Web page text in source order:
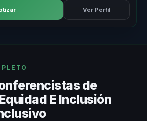
Ver Perfil
de
E Inclusión